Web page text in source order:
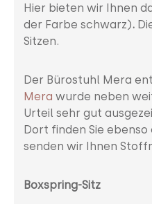
Hier bieten wir Ihnen
der Farbe schwarz).
Sitzen.
Der Bürostuhl Mera
Mera wurde neben
Urteil sehr gut
Dort finden Sie
senden wir Ihnen
Boxspring-Sitz